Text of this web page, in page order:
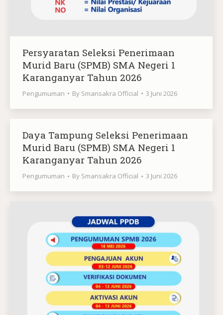
Persyaratan Seleksi Penerimaan
Murid Baru (SPMB) SMA Negeri 1
Karanganyar Tahun 2026
Pengumuman By Smansakra Official 3 Juni 2026
Daya Tampung Seleksi Penerimaan
Murid Baru (SPMB) SMA Negeri 1
Karanganyar Tahun 2026
Pengumuman By Smansakra Official 3 Juni 2026